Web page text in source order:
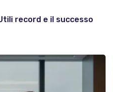
record e il successo